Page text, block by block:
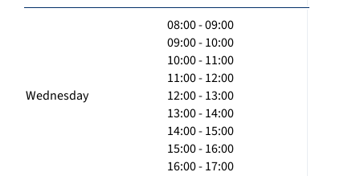
Wednesday
08:00 - 09:00
09:00 - 10:00
10:00 - 11:00
11:00 - 12:00
12:00 - 13:00
13:00 - 14:00
14:00 - 15:00
15:00 - 16:00
16:00 - 17:00